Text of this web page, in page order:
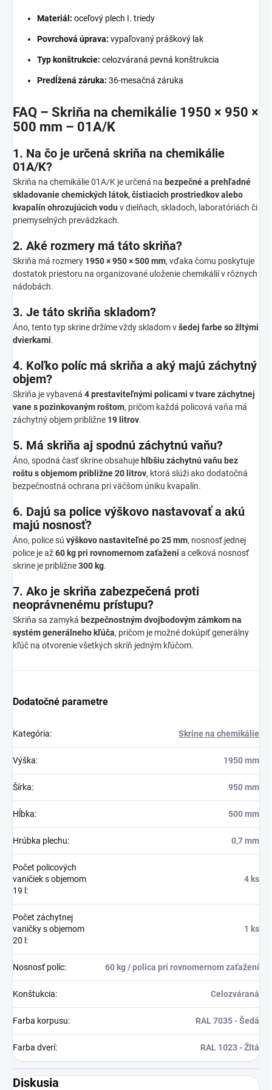
Materiál: oceľový plech I. triedy
Povrchová úprava: vypaľovaný práškový lak
Typ konštrukcie: celozváraná pevná konštrukcia
Predĺžená záruka: 36-mesačná záruka
FAQ – Skriňa na chemikálie 1950 × 950 ×
500 mm – 01A/K
1. Na čo je určená skriňa na chemikálie
01A/K?
Skriňa na chemikálie 01A/K je určená na bezpečné a prehľadné
skladovanie chemických látok, čistiacich prostriedkov alebo
kvapalín ohrozujúcich vodu v dielňach, skladoch, laboratóriách či
priemyselných prevádzkach.
2. Aké rozmery má táto skriňa?
Skriňa má rozmery 1950 × 950 × 500 mm, vďaka čomu poskytuje
dostatok priestoru na organizované uloženie chemikálií v rôznych
nádobách.
3. Je táto skriňa skladom?
Áno, tento typ skrine držíme vždy skladom všedej farbe so žltými
dvierkami.
4. Koľko políc má skriňa a aký majú záchytný
objem?
Skriňa je vybavená 4 prestaviteľnými policami v tvare záchytnej
vane s pozinkovaným roštom, pričom každá policová vaňa má
záchytný objem približne 19 litrov.
5. Má skriňa aj spodnú záchytnú vaňu?
Áno, spodná časť skrine obsahuje hlbšiu záchytnú vaňu bez
roštu s objemom približne 20 litrov, ktorá slúži ako dodatočná
bezpečnostná ochrana pri väčšom úniku kvapalín.
6. Dajú sa police výškovo nastavovať a akú
majú nosnosť?
Áno, police sú výškovo nastaviteľné po 25 mm, nosnosť jednej
police je až60 kg pri rovnomernom zaťaženía celková nosnosť
skrine je približne300 kg.
7. Ako je skriňa zabezpečená proti
neoprávnenému prístupu?
Skriňa sa zamyká bezpečnostným dvojbodovým zámkom na
systém generálneho kľúča, pričom je možné dokúpiť generálny
kľúč na otvorenie všetkých skríň jedným kľúčom.
Dodatočné parametre
Kategória: Skrine na chemikálie
Výška: 1950 mm
Šírka: 950 mm
Hĺbka: 500 mm
Hrúbka plechu: 0,7 mm
Počet policových
vaničiek s objemom
19 l :
4 ks
Počet záchytnej
vaničky s objemom
20 l :
1 ks
Nosnosť políc: 60 kg / polica pri rovnomernom zaťažení
Konštukcia: Celozváraná
Farba korpusu: RAL 7035 - Šedá
Farba dverí: RAL 1023 - Žltá
Diskusia